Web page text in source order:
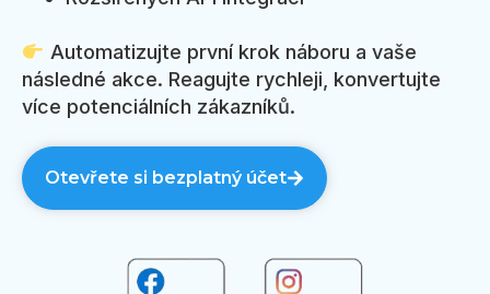
Automatizujte první krok náboru a vaše
následné akce. Reagujte rychleji, konvertujte
více potenciálních zákazníků.
Otevřete si bezplatný účet